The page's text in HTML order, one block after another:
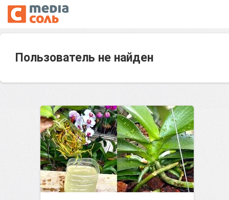
Пользователь не найден